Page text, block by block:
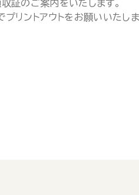
証のご案内をいたします。
リントアウトをお願いいたしま